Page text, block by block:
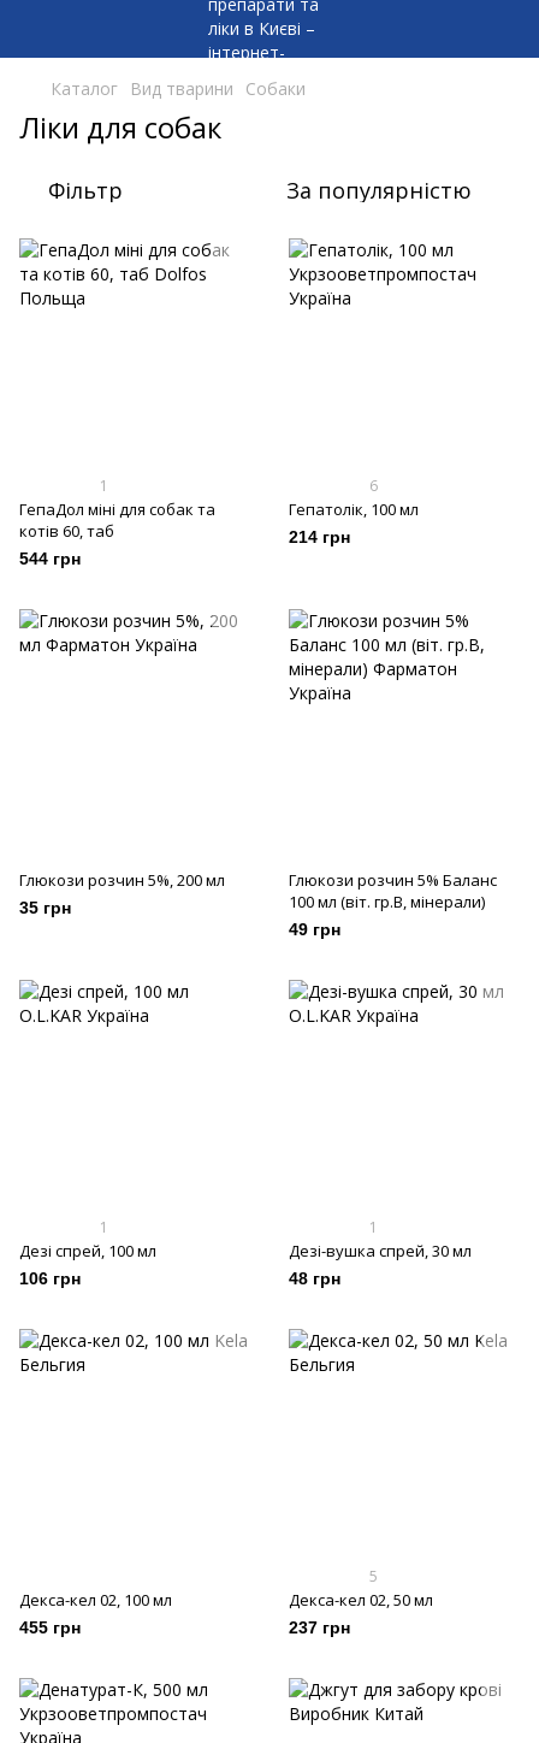
Каталог Вид тварини Собаки
Ліки для собак
Фільтр За популярністю
1
ГепаДол міні для собак та
котів 60, таб
544 грн
6
Гепатолік, 100 мл
214 грн
Глюкози розчин 5%, 200 мл
35 грн
Глюкози розчин 5% Баланс
100 мл (віт. гр.В, мінерали)
49 грн
1
Дезі спрей, 100 мл
106 грн
1
Дезі-вушка спрей, 30 мл
48 грн
Декса-кел 02, 100 мл
455 грн
5
Декса-кел 02, 50 мл
237 грн